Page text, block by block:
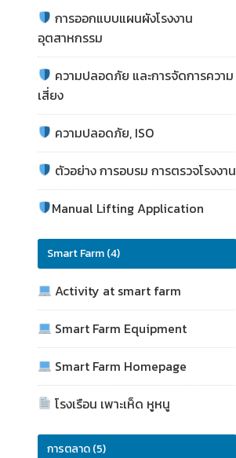
การออกแบบแผนผังโรงงาน
อุตสาหกรรม
ความปลอดภัย และการจัดการความ
เสี่ยง
ความปลอดภัย, ISO
ตัวอย่าง การอบรม การตรวจโรงงาน
Manual Lifting Application
Smart Farm (4)
Activity at smart farm
Smart Farm Equipment
Smart Farm Homepage
โรงเรือน เพาะเห็ด หูหนู
การตลาด (5)